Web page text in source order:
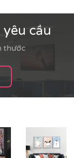
cầu
thước